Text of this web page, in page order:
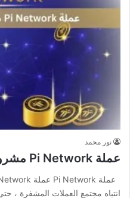
نور محمد
عملة Pi Network مشروعها ومستقبلها
انتباه مجتمع العملات المشفرة ،